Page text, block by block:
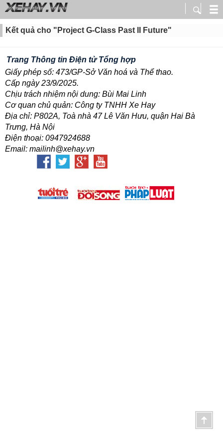
Kết quả cho "Project G-Class Past II Future"
Trang Thông tin Điện tử Tổng hợp
Giấy phép số: 473/GP-Sở Văn hoá và Thể thao.
Cấp ngày 23/9/2025.
Chịu trách nhiệm nội dung: Bùi Mai Linh
Cơ quan chủ quản: Công ty TNHH Xe Hay
Địa chỉ: P802A, Toà nhà 47 Lê Văn Hưu, quận Hai Bà
Trưng, Hà Nội
Điện thoại: 0947924688
Email: mailinh@xehay.vn